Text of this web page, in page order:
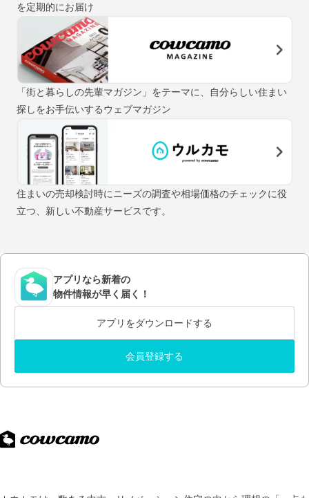
を定期的にお届け
「街と暮らしの先輩マガジン」をテーマに、自分らしい住まい
探しをお手伝いするウェブマガジン
住まいの売却検討時にニーズの調査や相場価格のチェックに役
立つ、新しい不動産サービスです。
アプリなら新着の
物件情報が早く届く！
アプリをダウンロードする
会員登録する